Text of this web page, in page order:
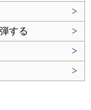
>
する
>
>
>